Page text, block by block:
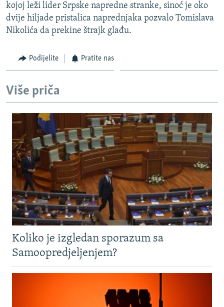
kojoj leži lider Srpske napredne stranke, sinoć je oko
dvije hiljade pristalica naprednjaka pozvalo Tomislava
Nikolića da prekine štrajk glađu.
Podijelite Pratite nas
Više priča
Koliko je izgledan sporazum sa
Samoopredjeljenjem?